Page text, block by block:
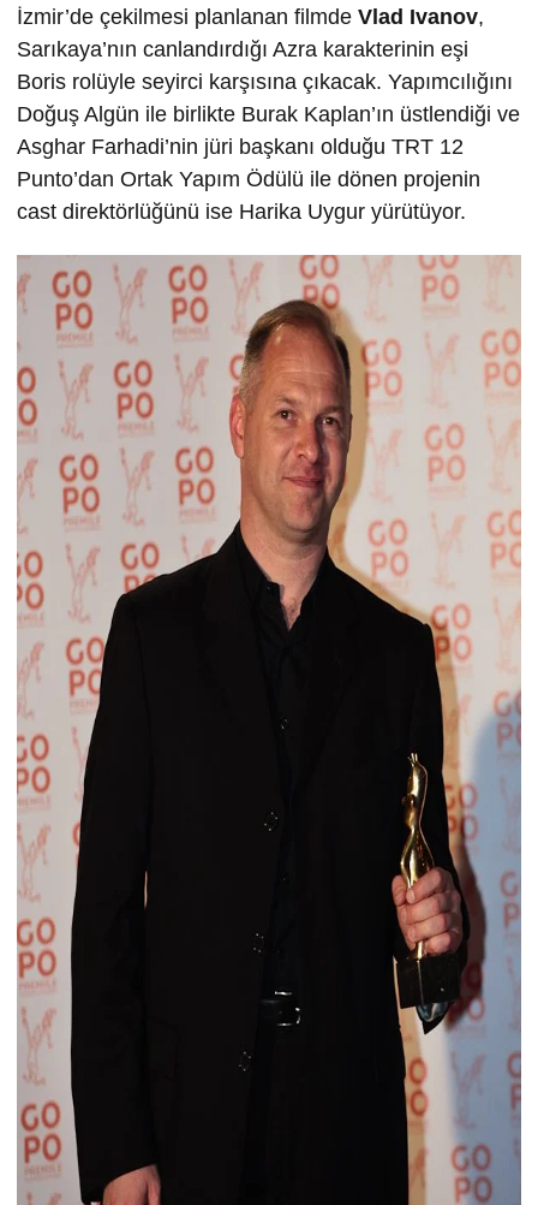
İzmir’de çekilmesi planlanan filmde Vlad Ivanov,
Sarıkaya’nın canlandırdığı Azra karakterinin eşi
Boris rolüyle seyirci karşısına çıkacak. Yapımcılığını
Doğuş Algün ile birlikte Burak Kaplan’ın üstlendiği ve
Asghar Farhadi’nin jüri başkanı olduğu TRT 12
Punto’dan Ortak Yapım Ödülü ile dönen projenin
cast direktörlüğünü ise Harika Uygur yürütüyor.